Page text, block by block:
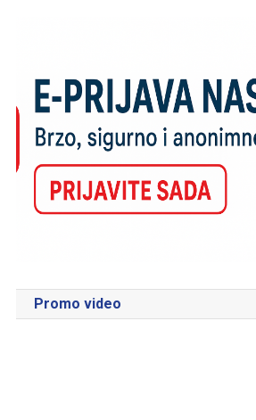
Promo video